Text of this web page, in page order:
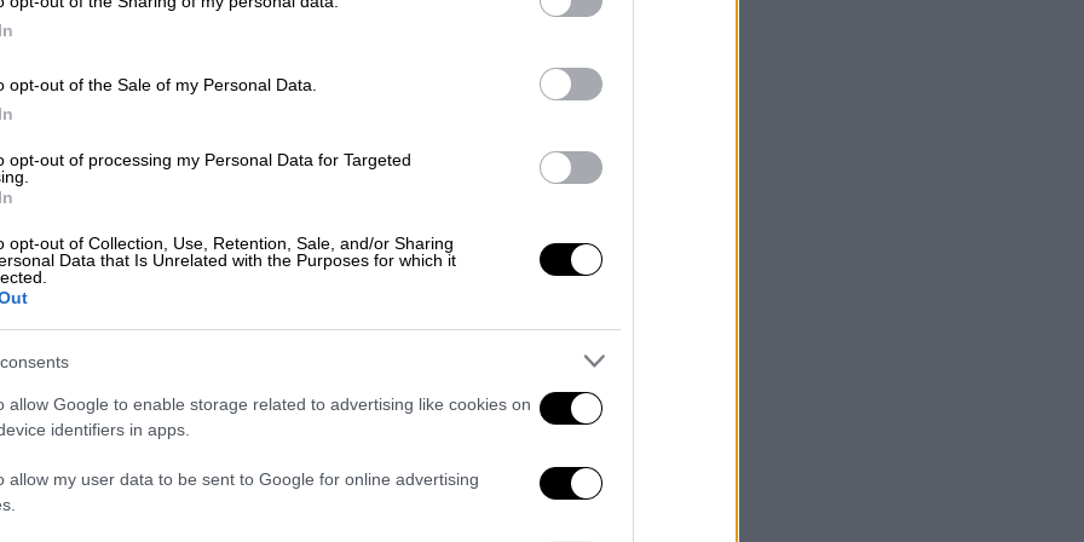
opt-out of the Sale of my Personal Data.
opt-out of processing my Personal Data for Targeted
opt-out of Collection, Use, Retention, Sale, and/or Sharing
Data that Is Unrelated with the Purposes for which it
allow Google to enable storage related to advertising like cookies on
identifiers in apps.
allow my user data to be sent to Google for online advertising
Αυτοκτονεί ο Νέρων και ο λαός
αμαύρωσαν τη φήμη ενός
Ο Νέρων θεωρείται «φαύλος,
απερίσκεπτος, σπάταλος, τρυφηλός,
τουλάχιστον μας τον παρουσιάζει - με
μια πρώτη ανάγνωση - η Ιστορία.
Ιστορία| 21.02.2024 07:55
Ιούλιος Καίσαρ είπε μόνο μια λέξη